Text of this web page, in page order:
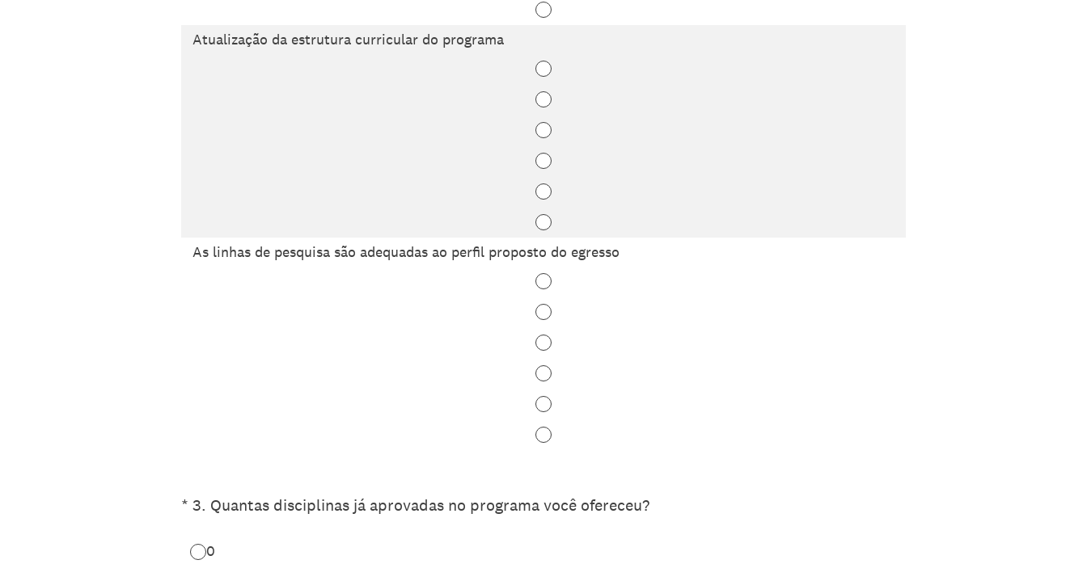
Atualização da estrutura curricular do programa
As linhas de pesquisa são adequadas ao perfil proposto do egresso
* 3. Quantas disciplinas já aprovadas no programa você ofereceu?
(Obrigatório)
0